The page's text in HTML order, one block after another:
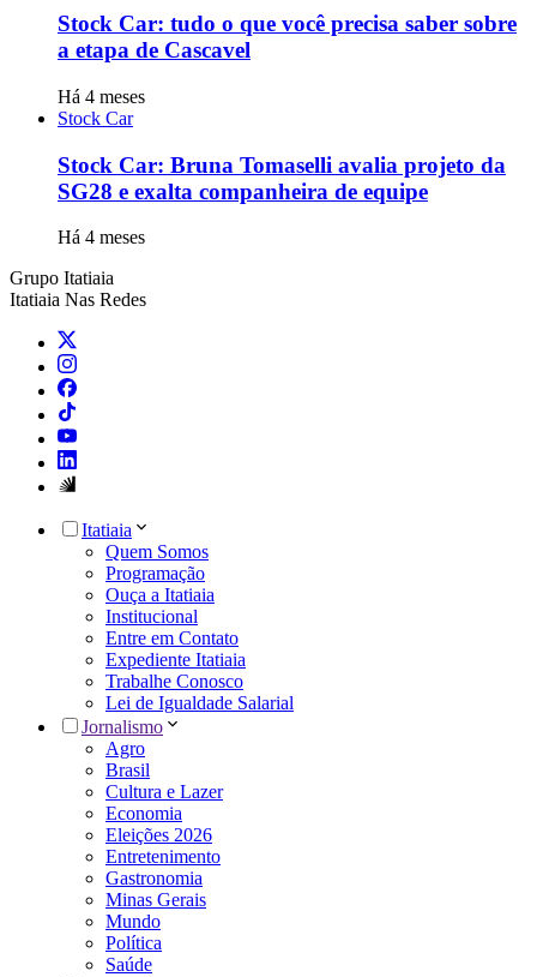
Stock Car: tudo o que você precisa saber sobre
a etapa de Cascavel
Há 4 meses
Stock Car
Stock Car: Bruna Tomaselli avalia projeto da
SG28 e exalta companheira de equipe
Há 4 meses
Grupo Itatiaia
Itatiaia Nas Redes
Itatiaia
Quem Somos
Programação
Ouça a Itatiaia
Institucional
Entre em Contato
Expediente Itatiaia
Trabalhe Conosco
Lei de Igualdade Salarial
Jornalismo
Agro
Brasil
Cultura e Lazer
Economia
Eleições 2026
Entretenimento
Gastronomia
Minas Gerais
Mundo
Política
Saúde